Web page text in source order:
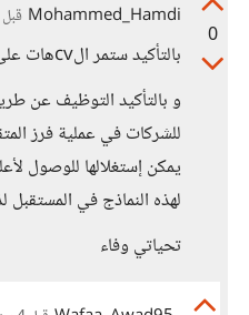
0
Mohammed_Hamdi قبل 4 سنوات
بالتأكيد ستمر الcvهات على موظفين في نهاية المطاف!
و بالتأكيد التوظيف عن
للشركات في عملية فرز
يمكن إستغلالها للوصول
لهذه النماذج في
تحياتي وفاء